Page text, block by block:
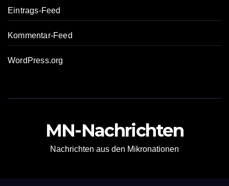
Eintrags-Feed
Kommentar-Feed
WordPress.org
MN-Nachrichten
Nachrichten aus den Mikronationen